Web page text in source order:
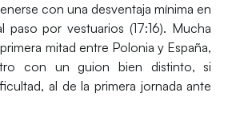
con una desventaja mínima en
paso por vestuarios(17:16). Mucha
mitad entre Polonia y España,
con un guion bien distinto, si
al de la primera jornada ante